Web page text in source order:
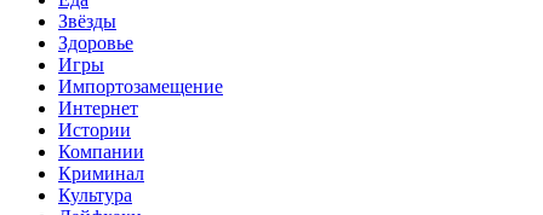
Звёзды
Здоровье
Игры
Импортозамещение
Интернет
Истории
Компании
Криминал
Культура